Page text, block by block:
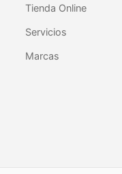
Tienda Online
Servicios
Marcas